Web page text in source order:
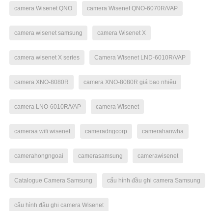
camera Wisenet QNO camera Wisenet QNO-6070R/VAP
camera wisenet samsung camera Wisenet X
camera wisenet X series Camera Wisenet LND-6010R/VAP
camera XNO-8080R camera XNO-8080R giá bao nhiêu
camera LNO-6010R/VAP camera Wisenet
cameraa wifi wisenet cameradngcorp camerahanwha
camerahongngoai camerasamsung camerawisenet
Catalogue Camera Samsung cấu hình đầu ghi camera Samsung
cấu hình đầu ghi camera Wisenet